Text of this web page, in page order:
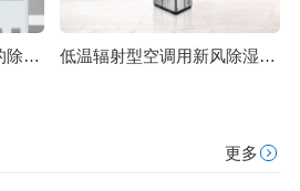
除湿器和包括该除湿器的除湿系统的制作方法 低温辐射型空调用新风除湿系统及其控制方法与流程
更多